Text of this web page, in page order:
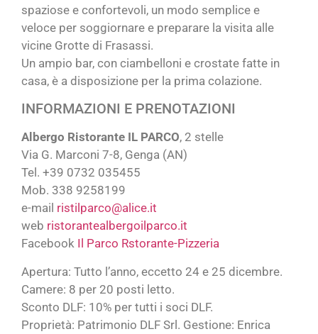
spaziose e confortevoli, un modo semplice e
veloce per soggiornare e preparare la visita alle
vicine Grotte di Frasassi.
Un ampio bar, con ciambelloni e crostate fatte in
casa, è a disposizione per la prima colazione.
INFORMAZIONI E PRENOTAZIONI
Albergo Ristorante IL PARCO, 2 stelle
Via G. Marconi 7-8, Genga (AN)
Tel. +39 0732 035455
Mob. 338 9258199
e-mail ristilparco@alice.it
web ristorantealbergoilparco.it
Facebook Il Parco Rstorante-Pizzeria
Apertura: Tutto l’anno, eccetto 24 e 25 dicembre.
Camere: 8 per 20 posti letto.
Sconto DLF: 10% per tutti i soci DLF.
Proprietà: Patrimonio DLF Srl. Gestione: Enrica